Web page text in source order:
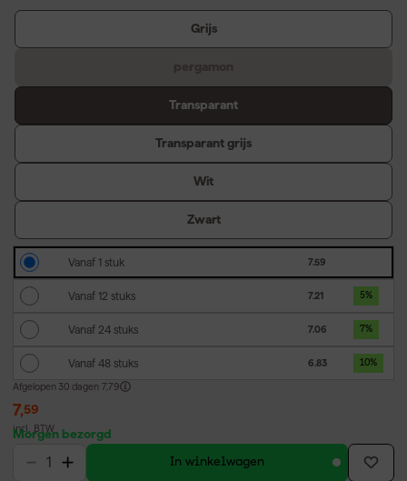
Grijs
Transparant
Transparant grijs
Wit
Zwart
Vanaf 1 stuk 7.59
Vanaf 12 stuks 7.21 5%
Vanaf 24 stuks 7.06 7%
Vanaf 48 stuks 6.83 10%
Afgelopen 30 dagen 7,79
7,59
incl. BTW
Morgen bezorgd
In winkelwagen